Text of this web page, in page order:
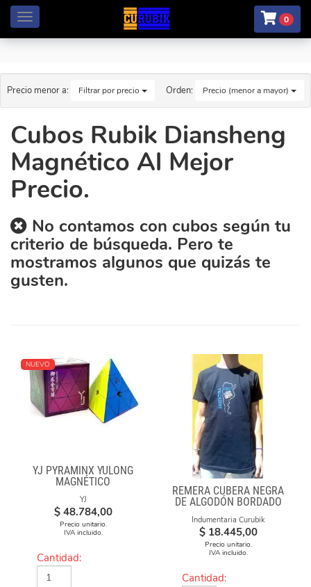
Menú 0
Precio menor a: Filtrar por precio Orden: Precio (menor a mayor)
Cubos Rubik Diansheng
Magnético Al Mejor
Precio.
No contamos con cubos según tu
criterio de búsqueda. Pero te
mostramos algunos que quizás te
gusten.
NUEVO
YJ PYRAMINX YULONG
MAGNÉTICO
YJ
$ 48.784,00
Precio unitario.
IVA incluido.
Cantidad:
REMERA CUBERA NEGRA
DE ALGODÓN BORDADO
"ARGENTINA CUBEA"
Indumentaria Curubik
$ 18.445,00
Precio unitario.
IVA incluido.
Cantidad: